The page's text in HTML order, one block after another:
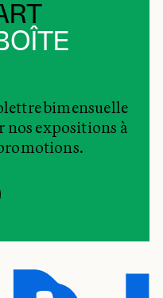
bimensuelle
expositions à